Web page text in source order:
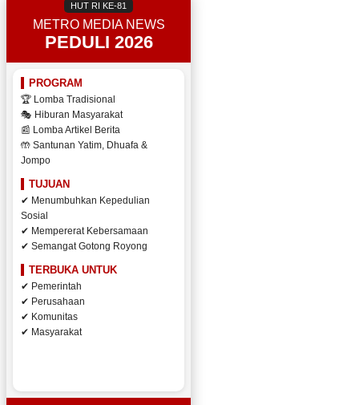
HUT RI KE-81
METRO MEDIA NEWS
PEDULI 2026
PROGRAM
🏆 Lomba Tradisional
🎭 Hiburan Masyarakat
📰 Lomba Artikel Berita
🤲 Santunan Yatim, Dhuafa &
Jompo
TUJUAN
✔ Menumbuhkan Kepedulian
Sosial
✔ Mempererat Kebersamaan
✔ Semangat Gotong Royong
TERBUKA UNTUK
✔ Pemerintah
✔ Perusahaan
✔ Komunitas
✔ Masyarakat